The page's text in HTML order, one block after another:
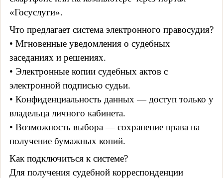
«Госуслуги».
Что предлагает система электронного правосудия?
• Мгновенные уведомления о судебных
заседаниях и решениях.
• Электронные копии судебных актов с
электронной подписью судьи.
• Конфиденциальность данных — доступ только у
владельца личного кабинета.
• Возможность выбора — сохранение права на
получение бумажных копий.
Как подключиться к системе?
Для получения судебной корреспонденции